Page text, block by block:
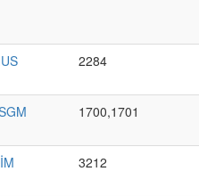
2284
1700,1701
3212